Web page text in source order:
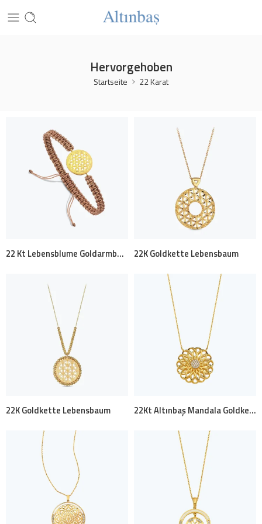
Hervorgehoben
Startseite 22 Karat
22 Kt Lebensblume Goldarmband 22K Goldkette Lebensbaum
22K Goldkette Lebensbaum 22Kt Altınbaş Mandala Goldkette